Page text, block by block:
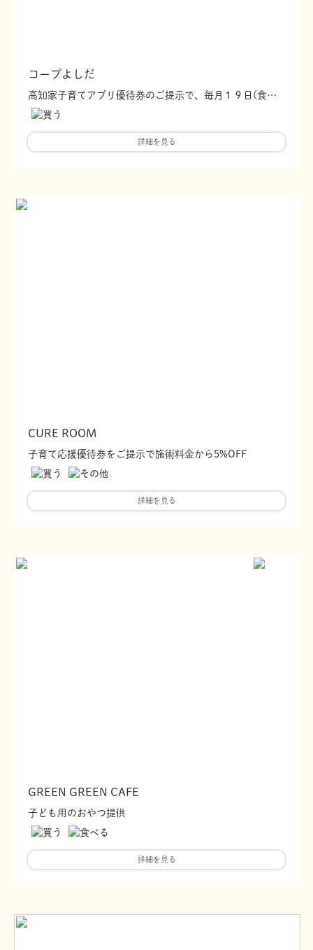
コープよしだ
高知家子育てアプリ優待券のご提示で、毎月１９日(食育・育児の日)に、お菓子をプレゼント!! サービスカウンターにてお渡しいたします。
詳細を見る
CURE ROOM
子育て応援優待券をご提示で施術料金から5%OFF
詳細を見る
GREEN GREEN CAFE
子ども用のおやつ提供
詳細を見る